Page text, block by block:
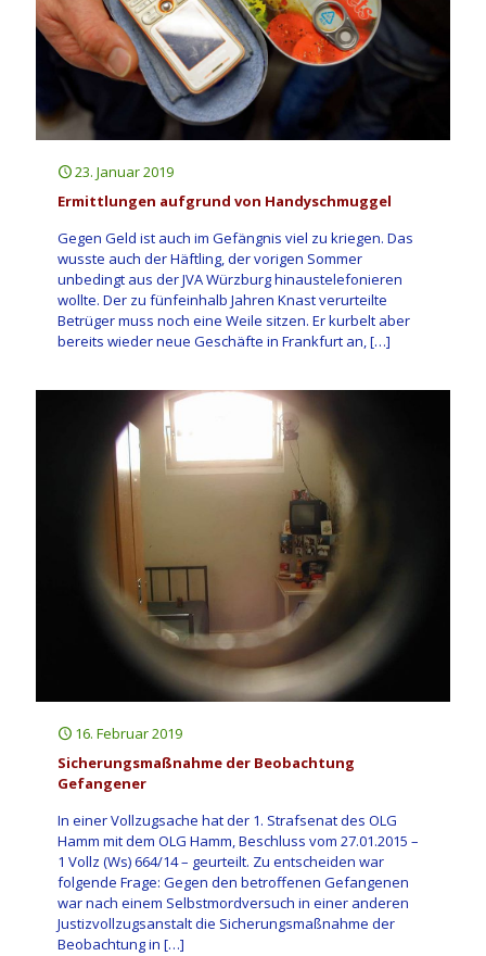
23. Januar 2019
Ermittlungen aufgrund von Handyschmuggel
Gegen Geld ist auch im Gefängnis viel zu kriegen. Das
wusste auch der Häftling, der vorigen Sommer
unbedingt aus der JVA Würzburg hinaustelefonieren
wollte. Der zu fünfeinhalb Jahren Knast verurteilte
Betrüger muss noch eine Weile sitzen. Er kurbelt aber
bereits wieder neue Geschäfte in Frankfurt an,[…]
16. Februar 2019
Sicherungsmaßnahme der Beobachtung
Gefangener
In einer Vollzugsache hat der 1. Strafsenat des OLG
Hamm mit dem OLG Hamm, Beschluss vom 27.01.2015 –
1 Vollz (Ws) 664/14 – geurteilt. Zu entscheiden war
folgende Frage: Gegen den betroffenen Gefangenen
war nach einem Selbstmordversuch in einer anderen
Justizvollzugsanstalt die Sicherungsmaßnahme der
Beobachtung in […]